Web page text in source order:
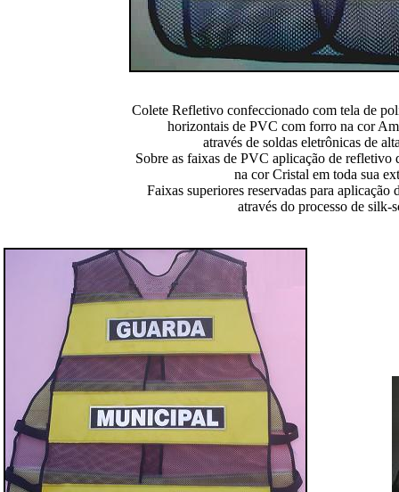
Colete Refletivo confeccionado com tela de
horizontais de PVC com forro na cor
através de soldas eletrônicas de
Sobre as faixas de PVC aplicação de
na cor Cristal em toda sua
Faixas superiores reservadas para
através do processo de silk-